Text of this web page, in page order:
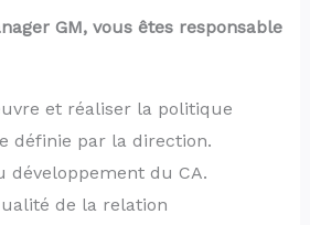
GM, vous êtes responsable
et réaliser la politique
définie par la direction.
développement du CA.
de la relation